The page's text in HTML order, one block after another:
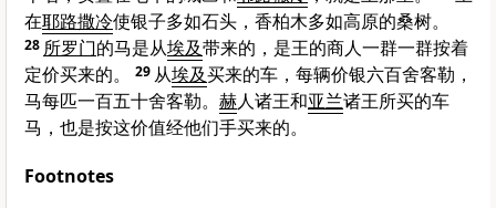
在耶路撒冷使银子多如石头，香柏木多如高原的桑树。
28 所罗门的马是从埃及带来的，是王的商人一群一群按着
定价买来的。
29 从埃及买来的车，每辆价银六百舍客勒，
马每匹一百五十舍客勒。 赫人诸王和亚兰诸王所买的车
马，也是按这价值经他们手买来的。
Footnotes